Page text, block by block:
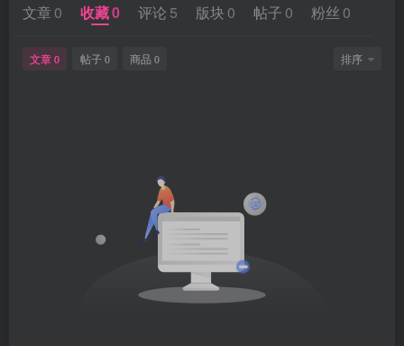
文章 0 收藏0 评论 5 版块 0 帖子 0 粉丝 0
文章 0 帖子 0 商品 0 排序